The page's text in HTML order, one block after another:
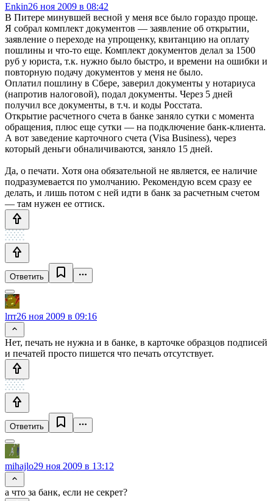
Enkin26 ноя 2009 в 08:42
В Питере минувшей весной у меня все было гораздо проще.
Я собрал комплект документов — заявление об открытии,
заявление о переходе на упрощенку, квитанцию на оплату
пошлины и что-то еще. Комплект документов делал за 1500
руб у юриста, т.к. нужно было быстро, и времени на ошибки и
повторную подачу документов у меня не было.
Оплатил пошлину в Сбере, заверил документы у нотариуса
(напротив налоговой), подал документы. Через 5 дней
получил все документы, в т.ч. и коды Росстата.
Открытие расчетного счета в банке заняло сутки с момента
обращения, плюс еще сутки — на подключение банк-клиента.
А вот заведение карточного счета (Visa Business), через
который деньги обналичиваются, заняло 15 дней.
Да, о печати. Хотя она обязательной не является, ее наличие
подразумевается по умолчанию. Рекомендую всем сразу ее
делать, и лишь потом с ней идти в банк за расчетным счетом
— там нужен ее оттиск.
Ответить
lrrr26 ноя 2009 в 09:16
Нет, печать не нужна и в банке, в карточке образцов подписей
и печатей просто пишется что печать отсутствует.
Ответить
mihajlo29 ноя 2009 в 13:12
а что за банк, если не секрет?